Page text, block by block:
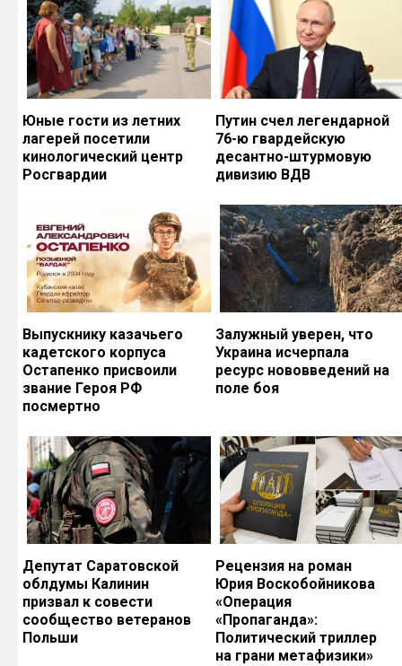
Юные гости из летних
лагерей посетили
кинологический центр
Росгвардии
Путин счел легендарной
76-ю гвардейскую
десантно-штурмовую
дивизию ВДВ
Выпускнику казачьего
кадетского корпуса
Остапенко присвоили
звание Героя РФ
посмертно
Залужный уверен, что
Украина исчерпала
ресурс нововведений на
поле боя
Депутат Саратовской
облдумы Калинин
призвал к совести
сообщество ветеранов
Польши
Рецензия на роман
Юрия Воскобойникова
«Операция
«Пропаганда»:
Политический триллер
на грани метафизики»